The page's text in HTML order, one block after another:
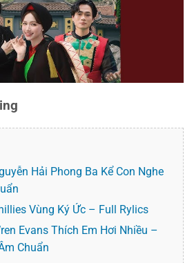
Hải Phong Ba Kể Con Nghe
Vùng Ký Ức – Full Rylics
Evans Thích Em Hơi Nhiều –
Chuẩn